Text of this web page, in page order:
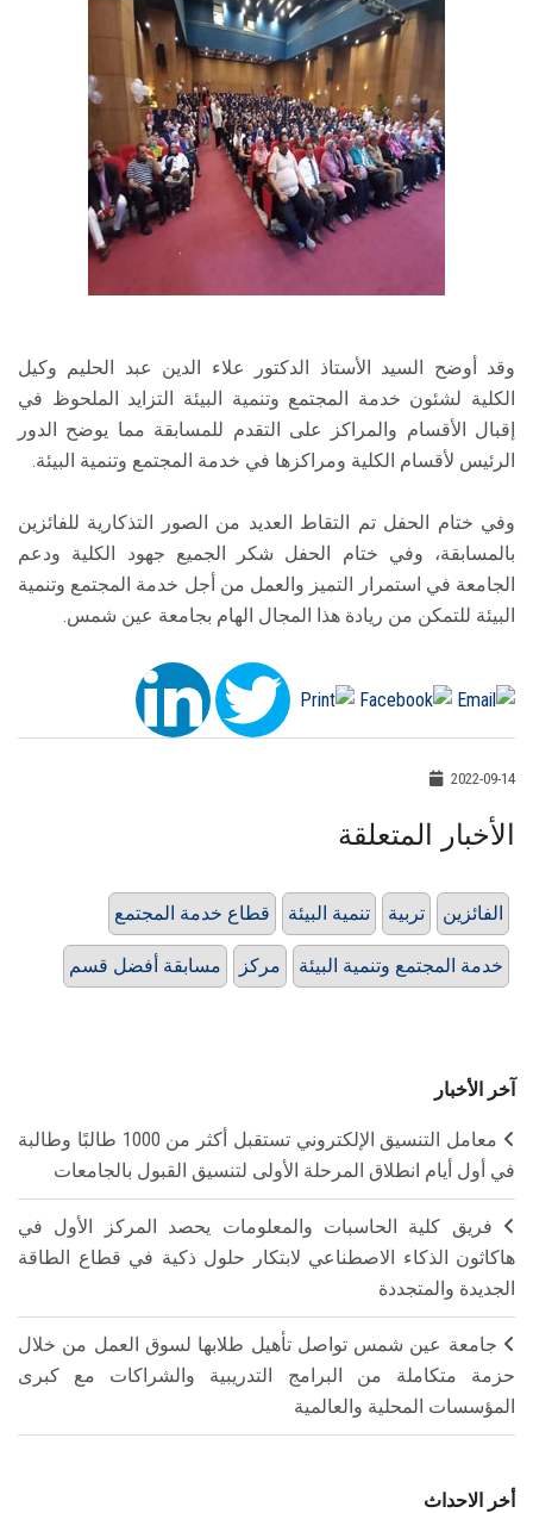
وقد أوضح السيد الأستاذ الدكتور علاء الدين عبد الحليم وكيل
الكلية لشئون خدمة المجتمع وتنمية البيئة التزايد الملحوظ في
إقبال الأقسام والمراكز على التقدم للمسابقة مما يوضح الدور
الرئيس لأقسام الكلية ومراكزها في خدمة المجتمع وتنمية البيئة.
وفي ختام الحفل تم التقاط العديد من الصور التذكارية للفائزين
بالمسابقة، وفي ختام الحفل شكر الجميع جهود الكلية ودعم
الجامعة في استمرار التميز والعمل من أجل خدمة المجتمع وتنمية
البيئة للتمكن من ريادة هذا المجال الهام بجامعة عين شمس.
2022-09-14
الأخبار المتعلقة
قطاع خدمة المجتمع تنمية البيئة تربية الفائزين
مسابقة أفضل قسم مركز خدمة المجتمع وتنمية البيئة
آخر الأخبار
معامل التنسيق الإلكتروني تستقبل أكثر من 1000 طالبًا وطالبة
في أول أيام انطلاق المرحلة الأولى لتنسيق القبول بالجامعات
فريق كلية الحاسبات والمعلومات يحصد المركز الأول في
هاكاثون الذكاء الاصطناعي لابتكار حلول ذكية في قطاع الطاقة
الجديدة والمتجددة
جامعة عين شمس تواصل تأهيل طلابها لسوق العمل من خلال
حزمة متكاملة من البرامج التدريبية والشراكات مع كبرى
المؤسسات المحلية والعالمية
أخر الاحداث